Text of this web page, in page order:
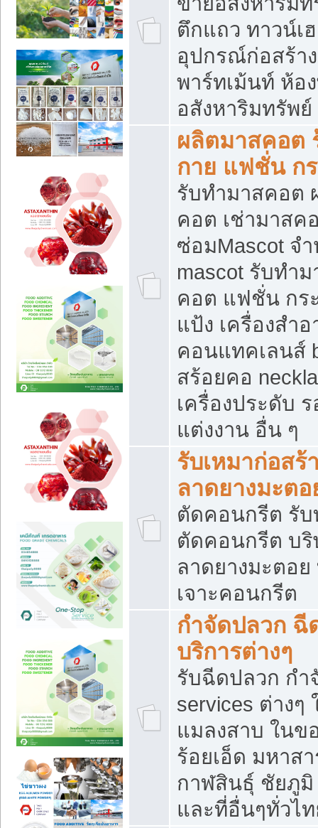
ตึกแถว ทาวน์เ
อุปกรณ์ก่อสร้า
พาร์ทเม้นท์ ห้อ
อสังหาริมทรัพ
ผลิตมาสคอต
กาย แฟชั่น กร
รับทำมาสคอต
คอต เช่ามาสค
ซ่อมMascot จ
mascot รับทำ
คอต แฟชั่น กระ
แป้ง เครื่องสำ
คอนแทคเลนส์
สร้อยคอ
เครื่องประดับ ร
แต่งงาน อื่น ๆ
รับเหมาก่อส
ลาดยางมะต
ตัดคอนกรีต รับ
ตัดคอนกรีต บริ
ลาดยางมะตอ
เจาะคอนกรีต
กำจัดปลวก ฉี
บริการต่างๆ
รับฉีดปลวก กำ
services ต่าง
แมลงสาบ ใน
ร้อยเอ็ด มหาส
กาฬสินธุ์ ชัยภู
และที่อื่นๆทั่วไ